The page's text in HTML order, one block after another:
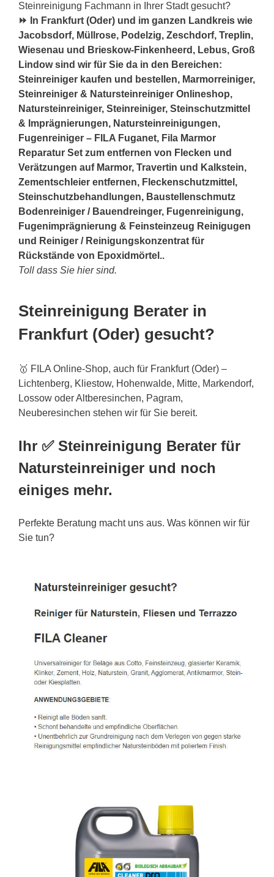
Steinreinigung Fachmann in Ihrer Stadt gesucht?
⏩ In Frankfurt (Oder) und im ganzen Landkreis wie
Jacobsdorf, Müllrose, Podelzig, Zeschdorf, Treplin,
Wiesenau und Brieskow-Finkenheerd, Lebus, Groß
Lindow sind wir für Sie da in den Bereichen:
Steinreiniger kaufen und bestellen, Marmorreiniger,
Steinreiniger & Natursteinreiniger Onlineshop,
Natursteinreiniger, Steinreiniger, Steinschutzmittel
& Imprägnierungen, Natursteinreinigungen,
Fugenreiniger – FILA Fuganet, Fila Marmor
Reparatur Set zum entfernen von Flecken und
Verätzungen auf Marmor, Travertin und Kalkstein,
Zementschleier entfernen, Fleckenschutzmittel,
Steinschutzbehandlungen, Baustellenschmutz
Bodenreiniger / Bauendreinger, Fugenreinigung,
Fugenimprägnierung & Feinsteinzeug Reinigugen
und Reiniger / Reinigungskonzentrat für
Rückstände von Epoxidmörtel..
Toll dass Sie hier sind.
Steinreinigung Berater in
Frankfurt (Oder) gesucht?
🥇 FILA Online-Shop, auch für Frankfurt (Oder) –
Lichtenberg, Kliestow, Hohenwalde, Mitte, Markendorf,
Lossow oder Altberesinchen, Pagram,
Neuberesinchen stehen wir für Sie bereit.
Ihr ✅ Steinreinigung Berater für
Natursteinreiniger und noch
einiges mehr.
Perfekte Beratung macht uns aus. Was können wir für
Sie tun?